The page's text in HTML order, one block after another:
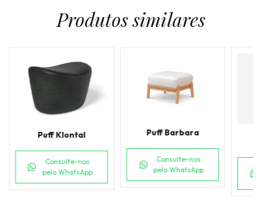
Produtos similares
Puff Klontal
Consulte-nos
pelo WhatsApp
Puff Barbara
Consulte-nos
pelo WhatsApp